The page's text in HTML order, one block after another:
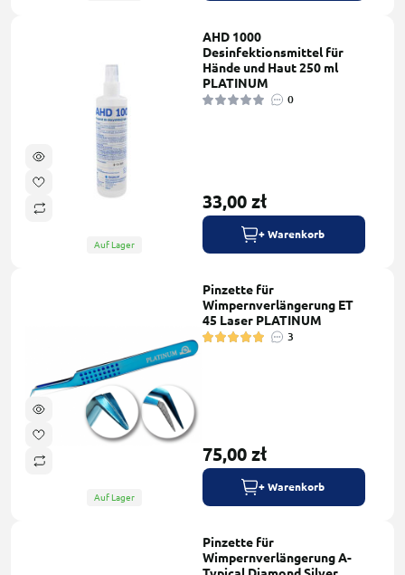
Auf Lager
AHD 1000
Desinfektionsmittel für
Hände und Haut 250 ml
PLATINUM
0
33,00 zł
+ Warenkorb
Auf Lager
Pinzette für
Wimpernverlängerung ET
45 Laser PLATINUM
3
75,00 zł
+ Warenkorb
Pinzette für
Wimpernverlängerung A-